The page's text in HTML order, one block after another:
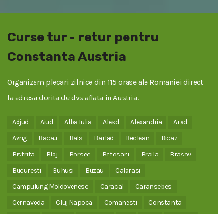
Curse tur - retur pentru
Constanta Austria
Organizam plecari zilnice din 115 orase ale Romaniei direct
la adresa dorita de dvs aflata in Austria.
Adjud Aiud Alba Iulia Alesd Alexandria
Arad
Avrig
Bacau Bals Barlad Beclean
Bicaz
Bistrita
Blaj Borsec Botosani Braila
Brasov
Bucuresti
Buhusi Buzau
Calarasi
Campulung Moldovenesc
Caracal
Caransebes
Cernavoda
Cluj Napoca Comanesti
Constanta